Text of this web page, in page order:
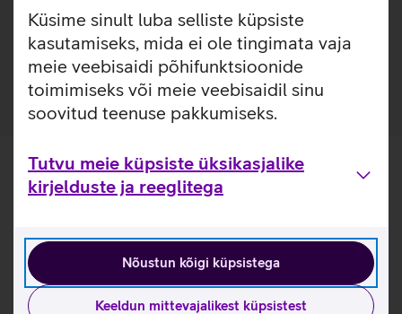
Küsime sinult luba selliste küpsiste
kasutamiseks, mida ei ole tingimata vaja
meie veebisaidi põhifunktsioonide
toimimiseks või meie veebisaidil sinu
soovitud teenuse pakkumiseks.
Tutvu meie küpsiste üksikasjalike
kirjelduste ja reeglitega
Nõustun kõigi küpsistega
Keeldun mittevajalikest küpsistest
Puro silikoonist kellarihm on vastupidav, tugev ja pehme.
Tänu oma lihtsale kinnitusele, on kella mugav kanda nii
treeningutel kui ka muid igapäevatoiminguid tehes.